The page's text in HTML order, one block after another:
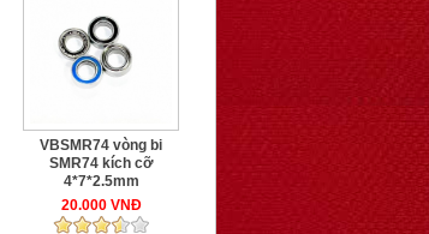
VBSMR74 vòng bi
SMR74 kích cỡ
4*7*2.5mm
20.000 VNĐ